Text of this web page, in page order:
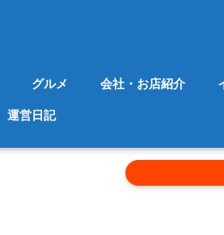
グルメ 会社・お店紹介
運営日記